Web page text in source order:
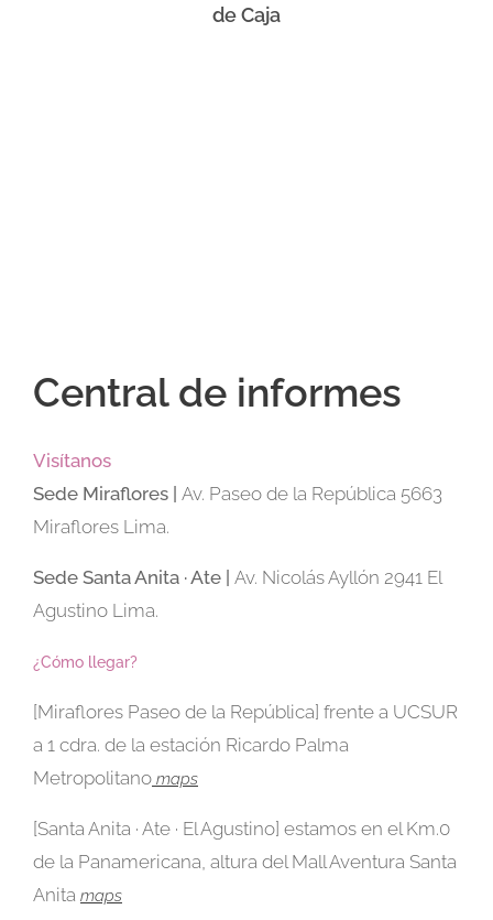
de Caja
Central de informes
Visítanos
Sede Miraflores | Av. Paseo de la República 5663
Miraflores Lima.
Sede Santa Anita · Ate | Av. Nicolás Ayllón 2941 El
Agustino Lima.
¿Cómo llegar?
[Miraflores Paseo de la República] frente a UCSUR
a 1 cdra. de la estación Ricardo Palma
Metropolitano maps
[Santa Anita · Ate · El Agustino] estamos en el Km.0
de la Panamericana, altura del Mall Aventura Santa
Anita maps